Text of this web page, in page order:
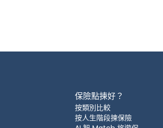
保險點揀好？
按類別比較
按人生階段揀保險